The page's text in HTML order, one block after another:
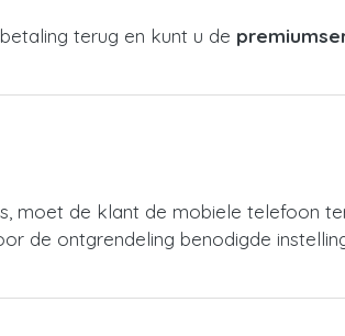
terug en kunt u de
moet de klant de mobiele telefoon
de ontgrendeling benodigde